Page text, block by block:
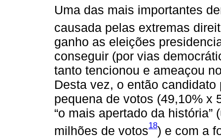
Uma das mais importantes
causada pelas extremas
ganho as eleições
conseguir (por vias
tanto tencionou e ameaçou
Desta vez, o então
pequena de votos (49,10% x
“o mais apertado da
milhões de votos18) e com a